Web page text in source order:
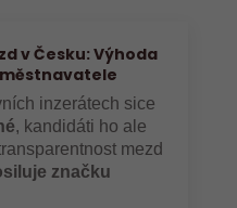
v Česku: Výhoda
inzerátech sice
, kandidáti ho ale
mezd
značku